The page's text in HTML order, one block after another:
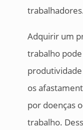
Adquirir um
trabalho
os
por doenças
trabalho.